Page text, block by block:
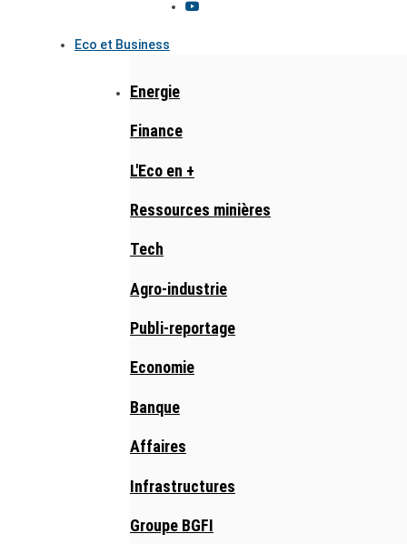
Eco et Business
Energie
Finance
L'Eco en +
Ressources minières
Tech
Agro-industrie
Publi-reportage
Economie
Banque
Affaires
Infrastructures
Groupe BGFI